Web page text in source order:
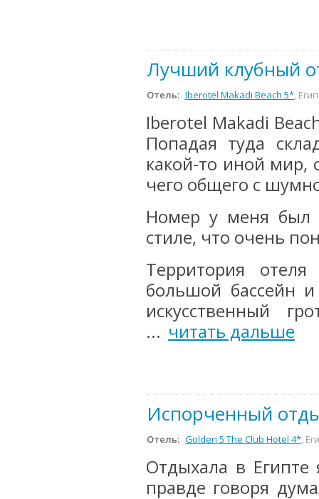
Лучший клубный
Отель: Iberotel Makadi Beach 5*,
Iberotel Makadi
Попадая туда
какой-то иной
чего общего с
Номер у меня был
стиле, что очень
Территория
большой бассейн
искусственный
... читать дальше
Испорченный
Отель: Golden 5 The Club Hotel 4*,
Отдыхала в
правде говоря